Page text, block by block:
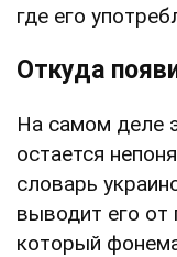
где его
Откуда
На самом деле
остается
словарь
выводит его от
который